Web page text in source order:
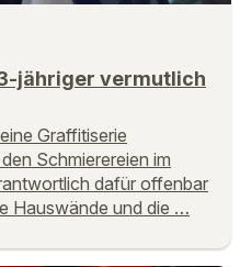
jähriger vermutlich
Graffitiserie
Schmierereien im
dafür offenbar
Hauswände und die …